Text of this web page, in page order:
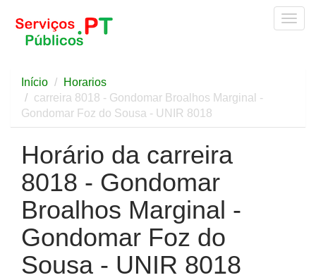
Início
Horarios
carreira 8018 - Gondomar Broalhos Marginal -
Gondomar Foz do Sousa - UNIR 8018
Horário da carreira
8018 - Gondomar
Broalhos Marginal -
Gondomar Foz do
Sousa - UNIR 8018